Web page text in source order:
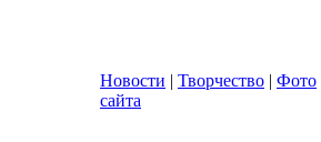
Новости | Творчество | Фото
сайта